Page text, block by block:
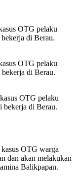
OTG pelaku
di Berau.
OTG pelaku
di Berau.
OTG pelaku
bekerja di Berau.
OTG warga
dan akan melakukan
Balikpapan.